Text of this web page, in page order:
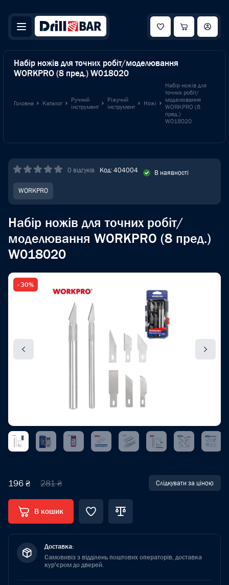
Набір ножів для точних робіт/моделювання
WORKPRO (8 пред.) W018020
Головна Каталог
Ручний
інструмент
Ріжучий
інструмент
Ножі
Набір ножів для
точних робіт/
моделювання
WORKPRO (8
пред.)
W018020
0 відгуків Код: 404004 В наявності
WORKPRO
Набір ножів для точних робіт/
моделювання WORKPRO (8 пред.)
W018020
- 30%
‹›
196 ₴ 281 ₴ Слідкувати за ціною
В кошик
Доставка:
Самовивіз з відділень поштових операторів, доставка
кур'єром до дверей.